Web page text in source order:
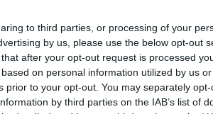
to third parties, or processing of your
by us, please use the below opt-out
after your opt-out request is processed
on personal information utilized by us
prior to your opt-out. You may separately
by third parties on the IAB’s list of
PKT P SP
22 61 20 2 63 12 51
22 56 19 3 60 17 43
22 49 16 6 53 25 28